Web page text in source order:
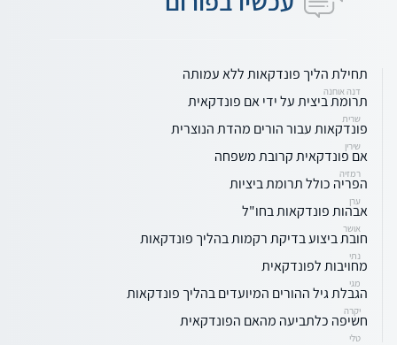
תחילת הליך פונדקאות ללא עמותה
דנה אוחנה
תרומת ביצית על ידי אם פונדקאית
שרית
פונדקאות עבור הורים מהדת הנוצרית
שירין
אם פונדקאית קרובת משפחה
רמזיה
הפריה כולל תרומת ביציות
ערן
אבהות פונדקאות בחו"ל
אושר
חובת ביצוע בדיקת רקמות בהליך פונדקאות
נתי
מחויבות לפונדקאית
מגי
הגבלת גיל ההורים המיועדים בהליך פונדקאות
יקרה
חשיפה כלתביעה מהאם הפונדקאית
טלי